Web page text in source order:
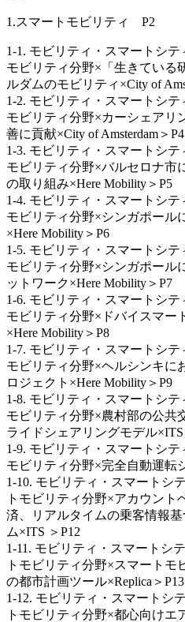
1.スマートモビリティ P2
1-1. モビリティ・スマートシ
モビリティ分野×「生きている
ルダムのモビリティ×City of
1-2. モビリティ・スマートシ
モビリティ分野×カーシェアリ
善に貢献×City of Amsterdam＞P4
1-3. モビリティ・スマートシ
モビリティ分野×バルセロナ市
の取り組み×Here Mobility＞P5
1-4. モビリティ・スマートシ
モビリティ分野×シンガポール
×Here Mobility＞P6
1-5. モビリティ・スマートシ
モビリティ分野×シンガポール
ットワーク×Here Mobility＞P7
1-6. モビリティ・スマートシ
モビリティ分野×ドバイスマー
×Here Mobility＞P8
1-7. モビリティ・スマートシ
モビリティ分野×ヘルシンキに
ロジェクト×Here Mobility＞P9
1-8. モビリティ・スマートシ
モビリティ分野×農村部の公共
ライドシェアリングモデル×ITS
1-9. モビリティ・スマートシ
モビリティ分野×完全自動運転
1-10. モビリティ・スマートシ
トモビリティ分野×アカウント
済、リアルタイムの乗客情報
ム×ITS ＞P12
1-11. モビリティ・スマートシ
トモビリティ分野×スマート
の都市計画ツール×Replica＞P13
1-12. モビリティ・スマートシ
トモビリティ分野×都心向けエ